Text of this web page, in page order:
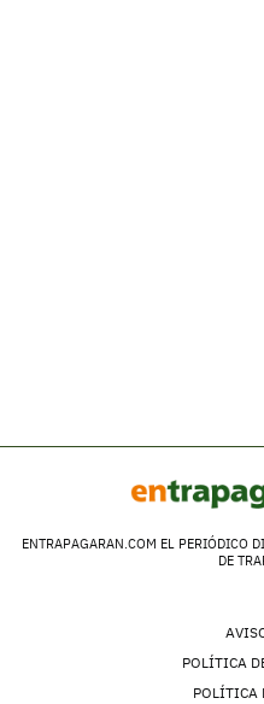
ENTRAPAGARAN.COM EL PERIÓDICO
DE
POLÍTICA
POLÍTICA